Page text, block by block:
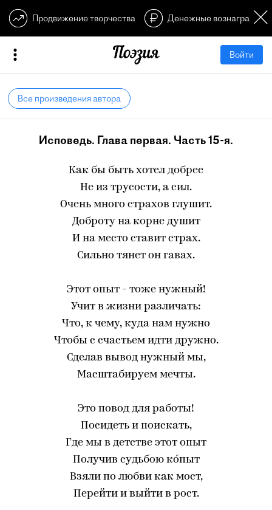
Продвижение творчества Денежные
Войти
Все произведения автора
Исповедь. Глава первая. Часть 15-я.
Как бы быть хотел добрее
Не из трусости, а сил.
Очень много страхов глушит.
Доброту на корне душит
И на место ставит страх.
Сильно тянет он гавах.
Этот опыт - тоже нужный!
Учит в жизни различать:
Что, к чему, куда нам нужно
Чтобы с счастьем идти дружно.
Сделав вывод нужный мы,
Масштабируем мечты.
Это повод для работы!
Посидеть и поискать,
Где мы в детстве этот опыт
Получив судьбою кóпыт
Взяли по любви как мост,
Перейти и выйти в рост.